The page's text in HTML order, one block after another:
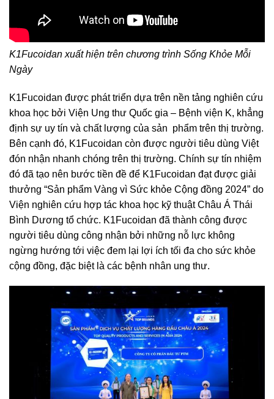
K1Fucoidan xuất hiện trên chương trình Sống Khỏe Mỗi
Ngày
K1Fucoidan được phát triển dựa trên nền tảng nghiên cứu
khoa học bởi Viện Ung thư Quốc gia – Bệnh viện K, khẳng
định sự uy tín và chất lượng của sản phẩm trên thị trường.
Bên cạnh đó, K1Fucoidan còn được người tiêu dùng Việt
đón nhận nhanh chóng trên thị trường. Chính sự tín nhiệm
đó đã tạo nên bước tiền đề để K1Fucoidan đạt được giải
thưởng “Sản phẩm Vàng vì Sức khỏe Cộng đồng 2024” do
Viện nghiên cứu hợp tác khoa học kỹ thuật Châu Á Thái
Bình Dương tổ chức. K1Fucoidan đã thành công được
người tiêu dùng công nhận bởi những nỗ lực không
ngừng hướng tới việc đem lại lợi ích tối đa cho sức khỏe
cộng đồng, đặc biệt là các bệnh nhân ung thư.